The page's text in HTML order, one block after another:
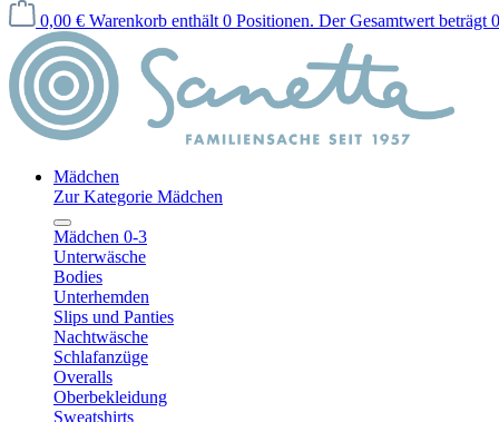
0,00 € Warenkorb enthält 0 Positionen. Der Gesamtwert beträgt
Mädchen
Zur Kategorie Mädchen
Mädchen 0-3
Unterwäsche
Bodies
Unterhemden
Slips und Panties
Nachtwäsche
Schlafanzüge
Overalls
Oberbekleidung
Sweatshirts